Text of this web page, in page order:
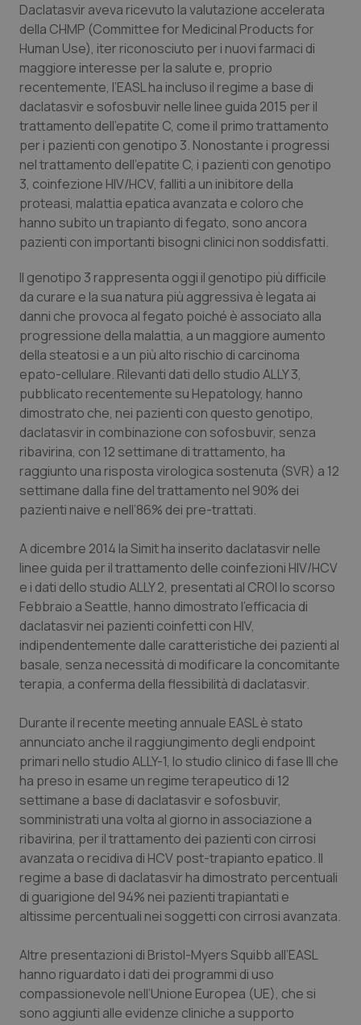
Provincia Autonoma di Bolzano
Provincia Autonoma di Trento
Puglia
Sardegna
Sicilia
Toscana
Valle D’Aosta
Veneto
Infezioni & Febbre
Ipertensione & Scompenso
Malattie rare
Malattia di Crohn & Rettocolite Ulcerosa
Neuroscienze & patologie neurodegenerative
Obesità
Oncodermatologia
Oncoematologia
Oncologia & Nutrizione
Psoriasi & pelle
Quotidiano Cardiologia
Quotidiano Chirurgia
Quotidiano Oncologia
Quotidiano Pediatria
Rene & patologie urogenitali
Salute orale & impianti
Sangue & coagulazione
Tiroide
Tumore al seno
Tumore ovarico
Tumori del Polmone & Testa Collo
Ulcera & Reflusso
Vaccini
Daclatasvir aveva ricevuto la valutazione accelerata
della CHMP (Committee for Medicinal Products for
Human Use), iter riconosciuto per i nuovi farmaci di
maggiore interesse per la salute e, proprio
recentemente, l’EASL ha incluso il regime a base di
daclatasvir e sofosbuvir nelle linee guida 2015 per il
trattamento dell’epatite C, come il primo trattamento
per i pazienti con genotipo 3. Nonostante i progressi
nel trattamento dell’epatite C, i pazienti con genotipo
3, coinfezione HIV/HCV, falliti a un inibitore della
proteasi, malattia epatica avanzata e coloro che
hanno subito un trapianto di fegato, sono ancora
pazienti con importanti bisogni clinici non soddisfatti.
Il genotipo 3 rappresenta oggi il genotipo più difficile
da curare e la sua natura più aggressiva è legata ai
danni che provoca al fegato poiché è associato alla
progressione della malattia, a un maggiore aumento
della steatosi e a un più alto rischio di carcinoma
epato-cellulare. Rilevanti dati dello studio ALLY 3,
pubblicato recentemente su Hepatology, hanno
dimostrato che, nei pazienti con questo genotipo,
daclatasvir in combinazione con sofosbuvir, senza
ribavirina, con 12 settimane di trattamento, ha
raggiunto una risposta virologica sostenuta (SVR) a 12
settimane dalla fine del trattamento nel 90% dei
pazienti naive e nell’86% dei pre-trattati.
A dicembre 2014 la Simit ha inserito daclatasvir nelle
linee guida per il trattamento delle coinfezioni HIV/HCV
e i dati dello studio ALLY 2, presentati al CROI lo scorso
Febbraio a Seattle, hanno dimostrato l’efficacia di
daclatasvir nei pazienti coinfetti con HIV,
indipendentemente dalle caratteristiche dei pazienti al
basale, senza necessità di modificare la concomitante
terapia, a conferma della flessibilità di daclatasvir.
Durante il recente meeting annuale EASL è stato
annunciato anche il raggiungimento degli endpoint
primari nello studio ALLY-1, lo studio clinico di fase III che
ha preso in esame un regime terapeutico di 12
settimane a base di daclatasvir e sofosbuvir,
somministrati una volta al giorno in associazione a
ribavirina, per il trattamento dei pazienti con cirrosi
avanzata o recidiva di HCV post-trapianto epatico. Il
regime a base di daclatasvir ha dimostrato percentuali
di guarigione del 94% nei pazienti trapiantati e
altissime percentuali nei soggetti con cirrosi avanzata.
Altre presentazioni di Bristol-Myers Squibb all’EASL
hanno riguardato i dati dei programmi di uso
compassionevole nell’Unione Europea (UE), che si
sono aggiunti alle evidenze cliniche a supporto